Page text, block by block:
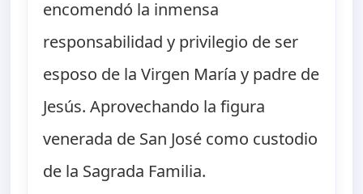
encomendó la inmensa
responsabilidad y privilegio de ser
esposo de la Virgen María y padre de
Jesús. Aprovechando la figura
venerada de San José como custodio
de la Sagrada Familia.